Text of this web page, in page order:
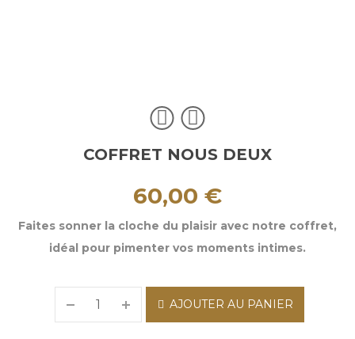
COFFRET NOUS DEUX
60,00 €
Faites sonner la cloche du plaisir avec notre coffret,
idéal pour pimenter vos moments intimes.
AJOUTER AU PANIER